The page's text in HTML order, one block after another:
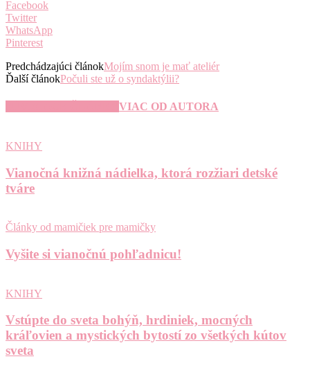
Facebook
Twitter
WhatsApp
Pinterest
Predchádzajúci článokMojím snom je mať ateliér
Ďalší článokPočuli ste už o syndaktýlii?
VIAC OD AUTORA
KNIHY
Vianočná knižná nádielka, ktorá rozžiari detské
tváre
Články od mamičiek pre mamičky
Vyšite si vianočnú pohľadnicu!
KNIHY
Vstúpte do sveta bohýň, hrdiniek, mocných
kráľovien a mystických bytostí zo všetkých kútov
sveta